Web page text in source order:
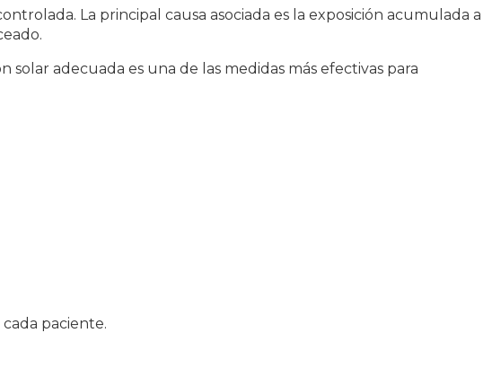
La principal causa asociada es la exposición acumulada a
adecuada es una de las medidas más efectivas para
paciente.